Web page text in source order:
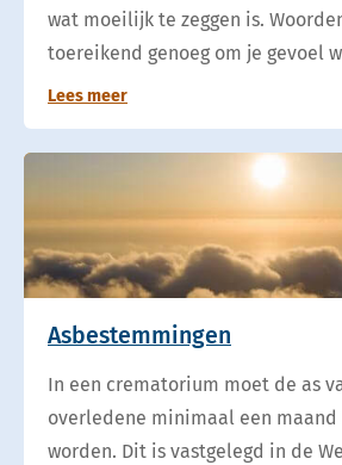
wat moeilijk te zeggen is.
toereikend genoeg om je gevoel
Lees meer
Asbestemmingen
In een crematorium moet de as
overledene minimaal een maand
worden. Dit is vastgelegd in de